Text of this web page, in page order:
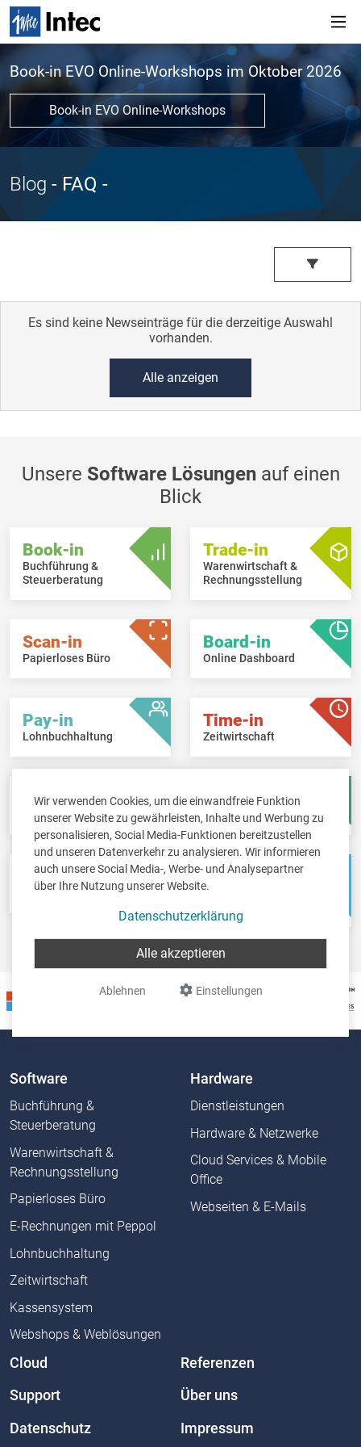
Wir verwenden Cookies, um die einwandfreie Funktion
unserer Website zu gewährleisten, Inhalte und Werbung zu
personalisieren, Social Media-Funktionen bereitzustellen
und unseren Datenverkehr zu analysieren. Wir informieren
auch unsere Social Media-, Werbe- und Analysepartner
über Ihre Nutzung unserer Website.
Datenschutzerklärung
Einstellungen
Ablehnen
Alle akzeptieren
Book-in EVO Online-Workshops im Oktober 2026
Book-in EVO Online-Workshops
Blog - FAQ -
Es sind keine Newseinträge für die derzeitige Auswahl
vorhanden.
Alle anzeigen
Unsere Software Lösungenauf einen
Blick
Book-in
Buchführung &
Steuerberatung
Trade-in
Warenwirtschaft &
Rechnungsstellung
Scan-in
Papierloses Büro
Board-in
Online Dashboard
Pay-in
Lohnbuchhaltung
Time-in
Zeitwirtschaft
Fisc-in
Steuererklärungen
Account-in
Jahresabschlüsse
Pos-in
Kassensystem
Net-in
Webshops &
Software
Buchführung &
Steuerberatung
Warenwirtschaft &
Rechnungsstellung
Papierloses Büro
E-Rechnungen mit Peppol
Lohnbuchhaltung
Zeitwirtschaft
Kassensystem
Webshops & Weblösungen
Hardware
Dienstleistungen
Hardware & Netzwerke
Cloud Services & Mobile
Office
Webseiten & E-Mails
Cloud Referenzen
Support Über uns
Datenschutz Impressum